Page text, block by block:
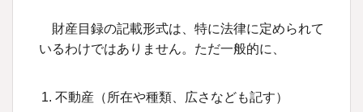
財産目録の記載形式は、特に法律に定められて
いるわけではありません。ただ一般的に、
不動産（所在や種類、広さなども記す）